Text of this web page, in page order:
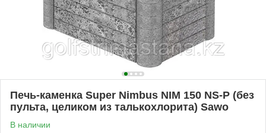
Печь-каменка Super Nimbus NIM 150 NS-P (без
пульта, целиком из талькохлорита) Sawo
В наличии